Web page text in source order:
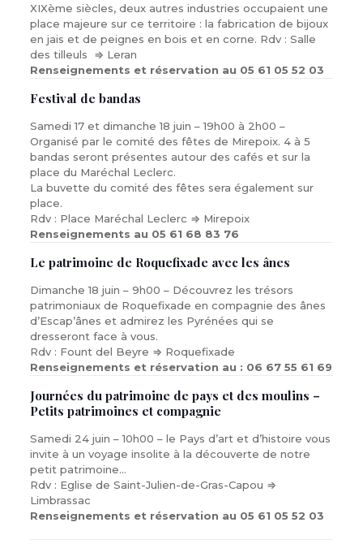
XIXème siècles, deux autres industries occupaient une
place majeure sur ce territoire : la fabrication de bijoux
en jais et de peignes en bois et en corne. Rdv : Salle
des tilleuls ⇒ Leran
Renseignements et réservation au 05 61 05 52 03
Festival de bandas
Samedi 17 et dimanche 18 juin – 19h00 à 2h00 –
Organisé par le comité des fêtes de Mirepoix. 4 à 5
bandas seront présentes autour des cafés et sur la
place du Maréchal Leclerc.
La buvette du comité des fêtes sera également sur
place.
Rdv : Place Maréchal Leclerc ⇒ Mirepoix
Renseignements au 05 61 68 83 76
Le patrimoine de Roquefixade avec les ânes
Dimanche 18 juin – 9h00 – Découvrez les trésors
patrimoniaux de Roquefixade en compagnie des ânes
d’Escap’ânes et admirez les Pyrénées qui se
dresseront face à vous.
Rdv : Fount del Beyre ⇒ Roquefixade
Renseignements et réservation au : 06 67 55 61 69
Journées du patrimoine de pays et des moulins –
Petits patrimoines et compagnie
Samedi 24 juin – 10h00 – le Pays d’art et d’histoire vous
invite à un voyage insolite à la découverte de notre
petit patrimoine…
Rdv : Eglise de Saint-Julien-de-Gras-Capou ⇒
Limbrassac
Renseignements et réservation au 05 61 05 52 03